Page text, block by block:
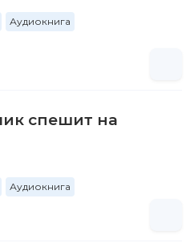
Аудиокнига
спешит на
Аудиокнига